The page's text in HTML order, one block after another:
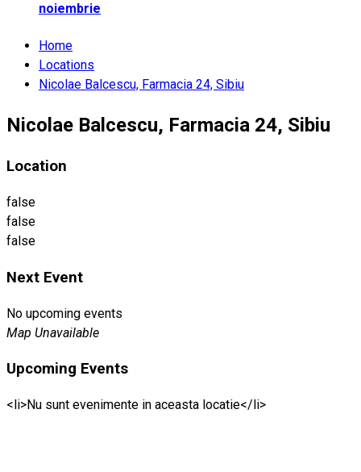
noiembrie
Home
Locations
Nicolae Balcescu, Farmacia 24, Sibiu
Nicolae Balcescu, Farmacia 24, Sibiu
Location
false
false
false
Next Event
No upcoming events
Map Unavailable
Upcoming Events
<li>Nu sunt evenimente in aceasta locatie</li>